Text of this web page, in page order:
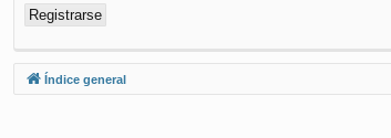
Registrarse
Índice general